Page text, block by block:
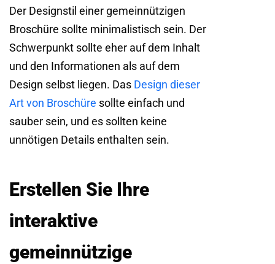
Der Designstil einer gemeinnützigen
Broschüre sollte minimalistisch sein. Der
Schwerpunkt sollte eher auf dem Inhalt
und den Informationen als auf dem
Design selbst liegen. Das Design dieser
Art von Broschüre sollte einfach und
sauber sein, und es sollten keine
unnötigen Details enthalten sein.
Erstellen Sie Ihre
interaktive
gemeinnützige